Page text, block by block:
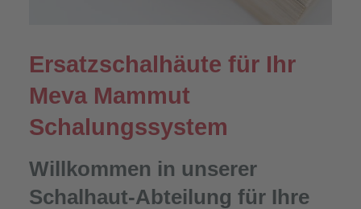
Ersatzschalhäute für Ihr
Meva Mammut
Schalungssystem
Willkommen in unserer
Schalhaut-Abteilung für Ihre